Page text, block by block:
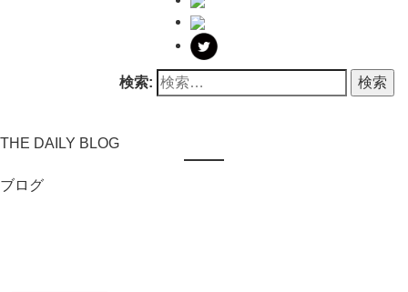
検索:
THE DAILY BLOG
ブログ